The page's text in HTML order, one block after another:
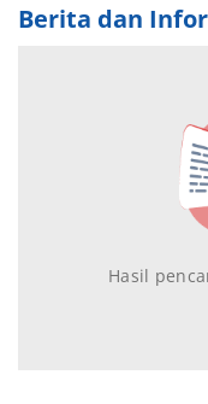
Berita dan
Hasil